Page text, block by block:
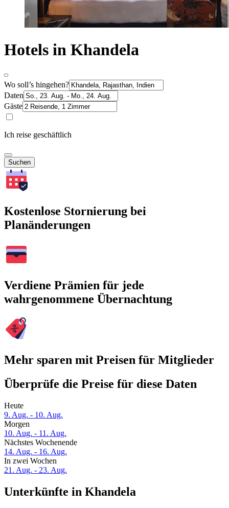
Hotels in Khandela
Wo soll’s hingehen?
Daten
Gäste
Ich reise geschäftlich
Suchen
Kostenlose Stornierung bei
Planänderungen
Verdiene Prämien für jede
wahrgenommene Übernachtung
Mehr sparen mit Preisen für Mitglieder
Überprüfe die Preise für diese Daten
Heute
9. Aug. - 10. Aug.
Morgen
10. Aug. - 11. Aug.
Nächstes Wochenende
14. Aug. - 16. Aug.
In zwei Wochen
21. Aug. - 23. Aug.
Unterkünfte in Khandela